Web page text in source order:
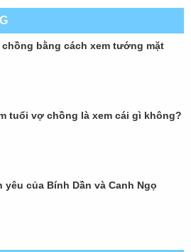
bằng cách xem tướng mặt
tuổi vợ chồng là xem cái gì không?
yêu của Bính Dần và Canh Ngọ